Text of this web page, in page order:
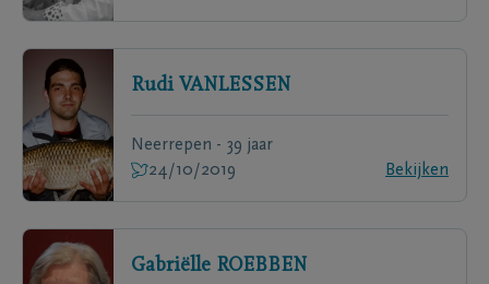
Rudi VANLESSEN
Neerrepen - 39 jaar
24/10/2019
Bekijken
Gabriëlle ROEBBEN